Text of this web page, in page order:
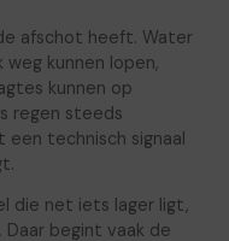
afschot heeft. Water
kunnen lopen,
kunnen op
regen steeds
technisch signaal
die net iets lager ligt,
begint vaak de